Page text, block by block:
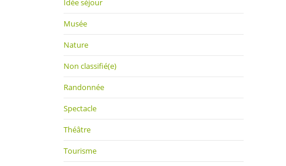
Idée séjour
Musée
Nature
Non classifié(e)
Randonnée
Spectacle
Théâtre
Tourisme